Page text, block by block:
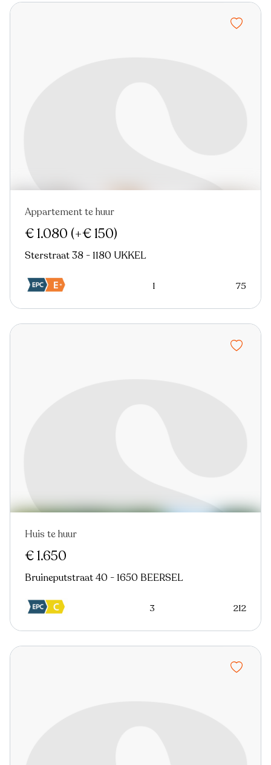
Nieuw
Appartement te huur
€ 1.080 (+€ 150)
Sterstraat 38 - 1180 UKKEL
1 75
Nieuw
Huis te huur
€ 1.650
Bruineputstraat 40 - 1650 BEERSEL
3 212